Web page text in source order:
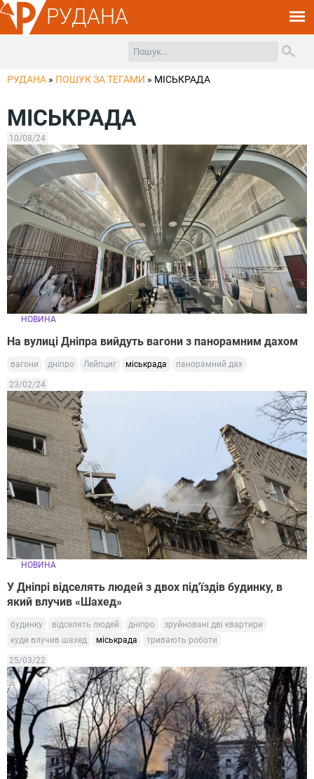
РУДАНА
РУДАНА » ПОШУК ЗА ТЕГАМИ » МІСЬКРАДА
МІСЬКРАДА
10/08/24
НОВИНА
На вулиці Дніпра вийдуть вагони з панорамним дахом
вагони дніпро Лейпциг міськрада панорамний дах
23/02/24
НОВИНА
У Дніпрі відселять людей з двох під'їздів будинку, в
який влучив «Шахед»
будинку відселять людей дніпро
зруйновані дві квартири
куди влучив шахед
міськрада тривають роботи
25/03/22